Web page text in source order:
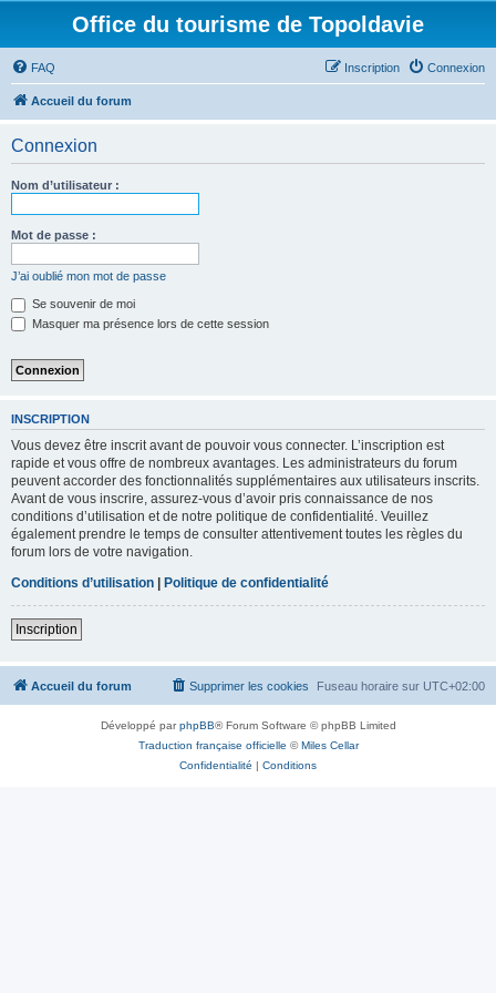
Office du tourisme de Topoldavie
FAQ Connexion
Inscription
Accueil du forum
Connexion
Nom d’utilisateur :
Mot de passe :
J’ai oublié mon mot de passe
Se souvenir de moi
Masquer ma présence lors de cette session
INSCRIPTION
Vous devez être inscrit avant de pouvoir vous connecter. L’inscription est
rapide et vous offre de nombreux avantages. Les administrateurs du forum
peuvent accorder des fonctionnalités supplémentaires aux utilisateurs inscrits.
Avant de vous inscrire, assurez-vous d’avoir pris connaissance de nos
conditions d’utilisation et de notre politique de confidentialité. Veuillez
également prendre le temps de consulter attentivement toutes les règles du
forum lors de votre navigation.
Conditions d’utilisation | Politique de confidentialité
Inscription
Accueil du forum Fuseau horaire sur UTC+02:00
Supprimer les cookies
Développé parphpBB® Forum Software © phpBB Limited
Traduction française officielle ©Miles Cellar
Confidentialité | Conditions